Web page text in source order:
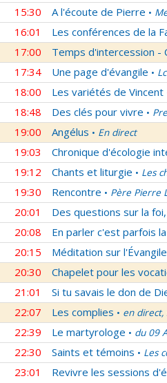
15:30 A l'écoute de Pierre •
16:01 Les conférences de la
17:00 Temps d'intercession -
17:34 Une page d'évangile •
18:00 Les variétés de Vincent
18:48 Des clés pour vivre •
19:00 Angélus • En direct
19:03 Chronique d'écologie
19:12 Chants et liturgie • Les
19:30 Rencontre • Père Pierre
20:01 Des questions sur la
20:08 En parler c'est parfois
20:15 Méditation sur
20:30 Chapelet pour les
21:01 Si tu savais le don de
22:07 Les complies • en direct,
22:39 Le martyrologe • du 09
22:30 Saints et témoins • Les
23:01 Revivre les sessions